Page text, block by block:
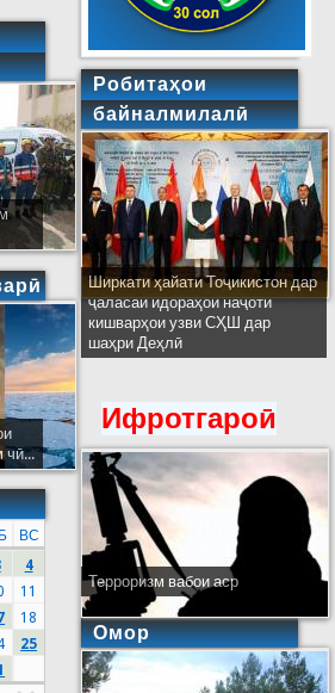
чӣ...
ВС
4
11
18
25
Робитаҳои
байналмилалӣ
Ширкати ҳайати Тоҷикистон дар
ҷаласаи идораҳои наҷоти
кишварҳои узви СҲШ дар
шаҳри Деҳлӣ
Ифротгароӣ
Терроризм вабои аср
Омор